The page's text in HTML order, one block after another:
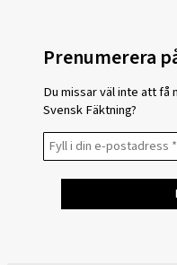
Prenumerera
Du missar väl inte att
Svensk Fäktning?